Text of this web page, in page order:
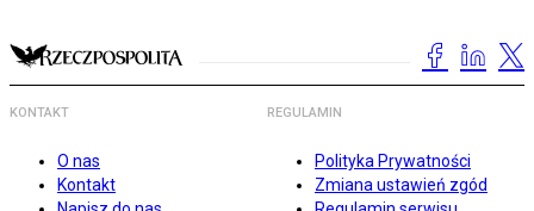
KONTAKT
O nas
Kontakt
REGULAMIN
Polityka Prywatności
Zmiana ustawień zgód